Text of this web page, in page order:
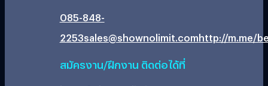
085-848-
2253sales@shownolimit.comhttp://m.me/
สมัครงาน/ฝึกงาน ติดต่อได้ที่